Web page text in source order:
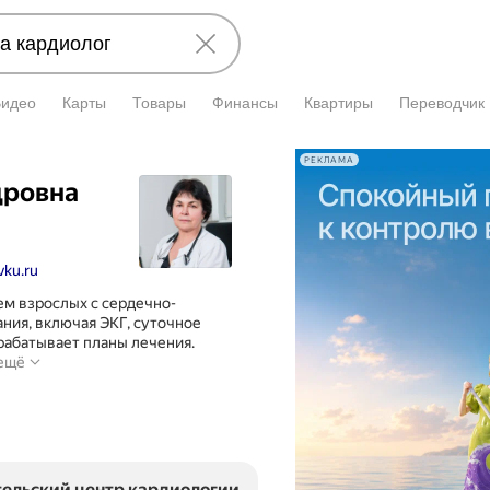
Карты Товары Финансы Квартиры Переводчик
взрослых с сердечно-
включая ЭКГ, суточное
планы лечения.
РЕКЛАМА